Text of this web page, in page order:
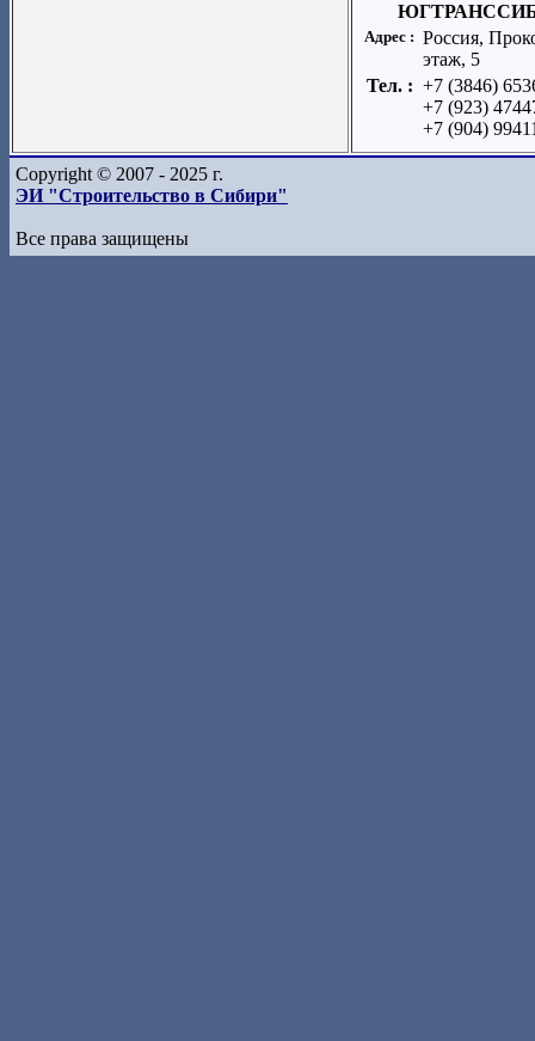
Адрес : Россия,
этаж, 5
Тел. : +7 (3846)
+7 (923)
+7 (904)
Copyright © 2007 - 2025 г.
ЭИ "Строительство в Сибири"
Все права защищены